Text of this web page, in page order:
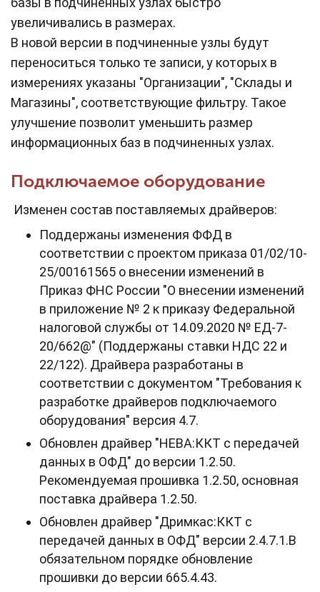
увеличивались в размерах.
В новой версии в подчиненные узлы будут
переноситься только те записи, у которых в
измерениях указаны "Организации", "Склады и
Магазины", соответствующие фильтру. Такое
улучшение позволит уменьшить размер
информационных баз в подчиненных узлах.
Подключаемое оборудование
Изменен состав поставляемых драйверов:
Поддержаны изменения ФФД в
соответствии с проектом приказа 01/02/10-
25/00161565 о внесении изменений в
Приказ ФНС России "О внесении изменений
в приложение № 2 к приказу Федеральной
налоговой службы от 14.09.2020 № ЕД-7-
20/662@" (Поддержаны ставки НДС 22 и
22/122). Драйвера разработаны в
соответствии с документом "Требования к
разработке драйверов подключаемого
оборудования" версия 4.7.
Обновлен драйвер "НЕВА:ККТ с передачей
данных в ОФД" до версии 1.2.50.
Рекомендуемая прошивка 1.2.50, основная
поставка драйвера 1.2.50.
Обновлен драйвер "Дримкас:ККТ с
передачей данных в ОФД" версии 2.4.7.1.В
обязательном порядке обновление
прошивки до версии 665.4.43.